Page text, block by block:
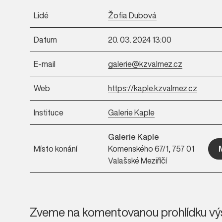
Lidé Žofia Dubová
Datum 20. 03. 2024 13:00
E-mail galerie@kzvalmez.cz
Web https://kaple.kzvalmez.cz
Instituce Galerie Kaple
Místo konání
Galerie Kaple
Komenského 67/1, 757 01
Valašské Meziříčí
Zveme na komentovanou prohlídku